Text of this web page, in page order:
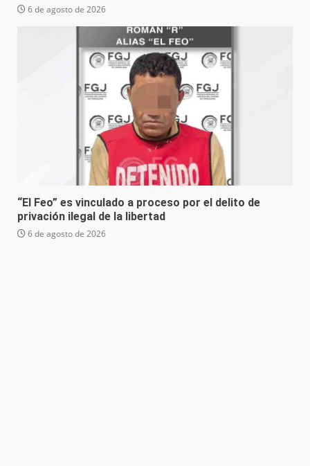
6 de agosto de 2026
“El Feo” es vinculado a proceso por el delito de
privación ilegal de la libertad
6 de agosto de 2026